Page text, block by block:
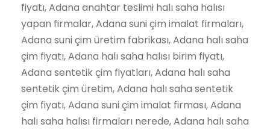
fiyatı, Adana anahtar teslimi halı saha halısı
yapan firmalar, Adana suni çim imalat firmaları,
Adana suni çim üretim fabrikası, Adana halı saha
çim fiyatı, Adana halı saha halısı birim fiyatı,
Adana sentetik çim fiyatları, Adana halı saha
sentetik çim üretim, Adana halı saha sentetik
çim fiyatı, Adana suni çim imalat firması, Adana
halı saha halısı firmaları nerede, Adana halı saha